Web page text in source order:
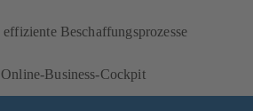
Beschaffungsprozesse
Business-Cockpit